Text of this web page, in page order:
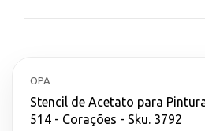
OPA
Stencil de Acetato para
514 - Corações - Sku. 3792